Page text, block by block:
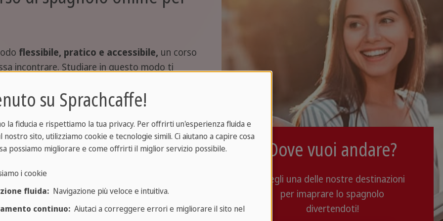
Dove vuoi andare?
Scegli una delle nostre destinazioni
per imaprare lo spagnolo
divertendoti!
flessibile, pratico e accessibile, un corso
incontrare. Studiare in questo modo ti
ai tuoi impegni, eliminando tempi e costi di
studio è 100% proficuo. In più, studiare da
con la vita quotidiana, specialmente
impegni da gestire.
è il punto di partenza ideale. Un percorso
dalle basi della lingua -come pronuncia,
e punta fin da subito sulla
di parlare che un po' tutti abbiamo quando
qualificati e materiali sempre aggiornati,
su Sprachcaffe!
la fiducia e rispettiamo la tua privacy. Per offrirti un'esperienza fluida e
nostro sito, utilizziamo cookie e tecnologie simili. Ci aiutano a capire cosa
possiamo migliorare e come offrirti il miglior servizio possibile.
i cookie
fluida:Navigazione più veloce e intuitiva.
continuo:Aiutaci a correggere errori e migliorare il sito nel